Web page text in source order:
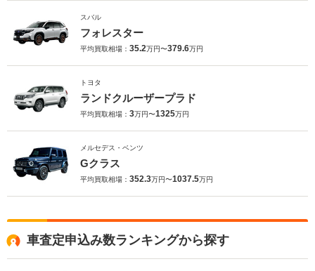
スバル
フォレスター
平均買取相場： 35.2万円〜379.6万円
トヨタ
ランドクルーザープラド
平均買取相場： 3万円〜1325万円
メルセデス・ベンツ
Gクラス
平均買取相場： 352.3万円〜1037.5万円
車査定申込み数ランキングから探す